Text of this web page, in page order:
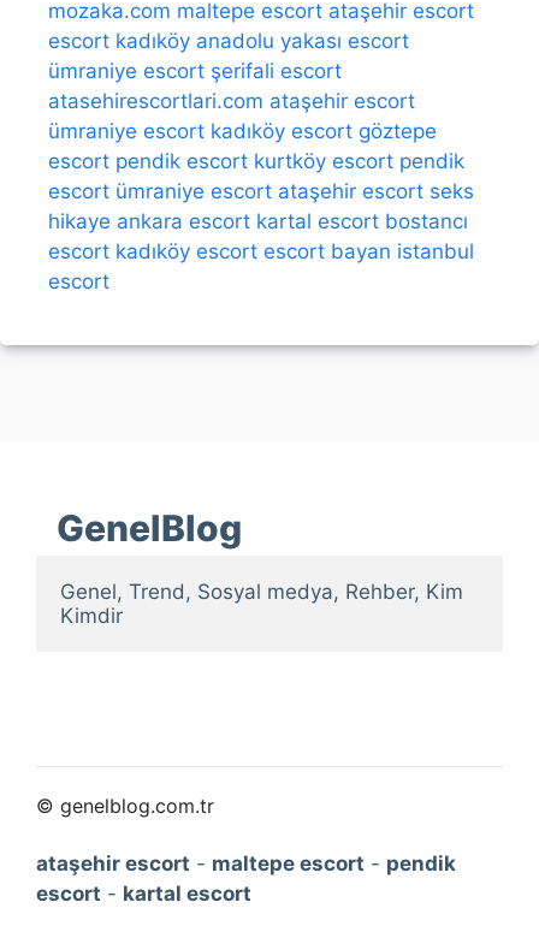
mozaka.com maltepe escort ataşehir escort
escort kadıköy anadolu yakası escort
ümraniye escort şerifali escort
atasehirescortlari.com ataşehir escort
ümraniye escort kadıköy escort göztepe
escort pendik escort kurtköy escort pendik
escort ümraniye escort ataşehir escort seks
hikaye ankara escort kartal escort bostancı
escort kadıköy escort escort bayan istanbul
escort
GenelBlog
Genel, Trend, Sosyal medya, Rehber, Kim
Kimdir
© genelblog.com.tr
ataşehir escort - maltepe escort - pendik
escort - kartal escort